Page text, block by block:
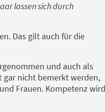
lassen sich durch
Das gilt auch für die
und auch als
gar nicht bemerkt werden,
Frauen. Kompetenz wird